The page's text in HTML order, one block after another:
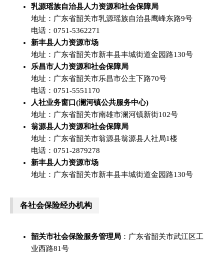
乳源瑶族自治县人力资源和社会保障局
地址：广东省韶关市乳源瑶族自治县鹰峰东路9号
电话：0751-5362271
新丰县人力资源市场
地址：广东省韶关市新丰县丰城街道金园路130号
乐昌市人力资源和社会保障局
地址：广东省韶关市乐昌市公主下路70号
电话：0751-5551170
人社业务窗口(澜河镇公共服务中心)
地址：广东省韶关市南雄市澜河镇新街102号
翁源县人力资源和社会保障局
地址：广东省韶关市翁源县翁源县人社局1楼
电话：0751-2879278
新丰县人力资源市场
地址：广东省韶关市新丰县丰城街道金园路130号
各社会保险经办机构
韶关市社会保险服务管理局 ：广东省韶关市武江区工
业西路81号